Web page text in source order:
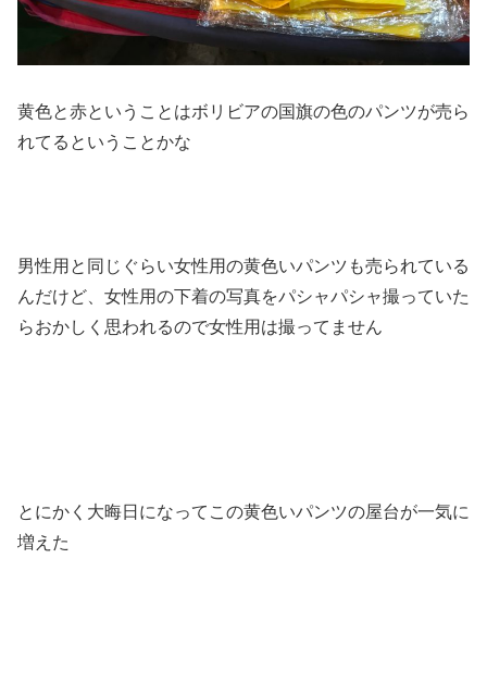
黄色と赤ということはボリビアの国旗の色のパンツが売ら
れてるということかな
男性用と同じぐらい女性用の黄色いパンツも売られている
んだけど、女性用の下着の写真をパシャパシャ撮っていた
らおかしく思われるので女性用は撮ってません
とにかく大晦日になってこの黄色いパンツの屋台が一気に
増えた